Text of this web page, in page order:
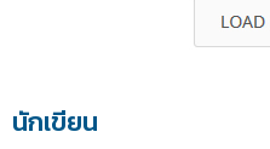
นักเขียน